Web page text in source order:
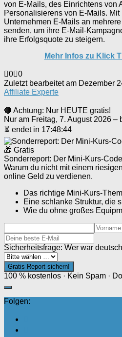
von E-Mails, des Einrichtens von
Personalisierens von E-Mails.
Unternehmen E-Mails an
senden, um ihre E-Mail-
ihre Erfolgsquote zu steigern.
Mehr Infos zu Klick
Anklicken
für
Daumen
nach
unten.
0 Anklicken
für
Daumen
nach
oben.
0
Zuletzt bearbeitet am Dezember
Affiliate Experte
🔴 Achtung: Nur HEUTE gratis!
Nur am Freitag, 7. August 2026 –
⏳ endet in 17:48:44
🎁 Gratis
Sonderreport: Der Mini-Kurs-Code
Warum du nicht mit einem
online Geld zu verdienen.
Das richtige Mini-Kurs-
Eine schlanke Struktur, die
Wie du ohne großes
Sicherheitsfrage: Wer war
Gratis Report sichern!
100 % kostenlos · Kein Spam ·
Folgen: